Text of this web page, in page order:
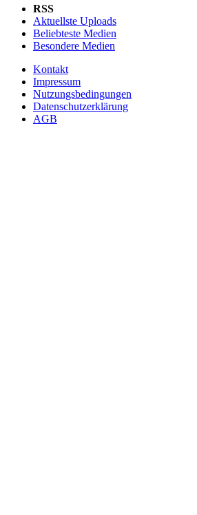
RSS
Aktuellste Uploads
Beliebteste Medien
Besondere Medien
Kontakt
Impressum
Nutzungsbedingungen
Datenschutzerklärung
AGB